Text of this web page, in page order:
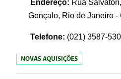
Endereço: Rua
Gonçalo, Rio de Janeiro -
Telefone: (021) 3587-
NOVAS AQUISIÇÕES